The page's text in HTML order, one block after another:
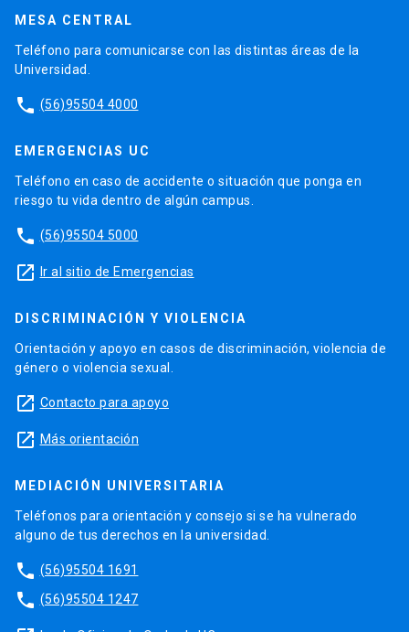
MESA CENTRAL
Teléfono para comunicarse con las distintas áreas de la
Universidad.
phone (56)95504 4000
EMERGENCIAS UC
Teléfono en caso de accidente o situación que ponga en
riesgo tu vida dentro de algún campus.
phone (56)95504 5000
launch Ir al sitio de Emergencias
DISCRIMINACIÓN Y VIOLENCIA
Orientación y apoyo en casos de discriminación, violencia de
género o violencia sexual.
launch Contacto para apoyo
launch Más orientación
MEDIACIÓN UNIVERSITARIA
Teléfonos para orientación y consejo si se ha vulnerado
alguno de tus derechos en la universidad.
phone (56)95504 1691
phone (56)95504 1247